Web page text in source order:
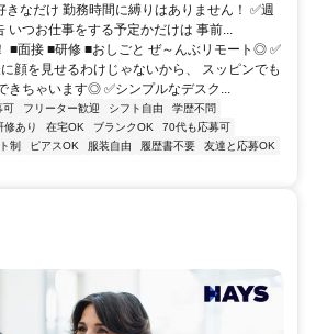
きなだけ 勤務時間に縛りはありません！ ✅週
いつお仕事をする予定かだけは 事前...
■面接 ■研修 ■おしごと ぜ～んぶリモート◎ ✅
顔を見せるわけじゃないから、 スッピンでも
きちゃいます◎ ✅シンプルなデスク...
フリーター歓迎 シフト自由
学歴不問
修あり 在宅OK ブランクOK
70代も応募可
制 ピアスOK 服装自由 履歴書不要
友達と応募OK